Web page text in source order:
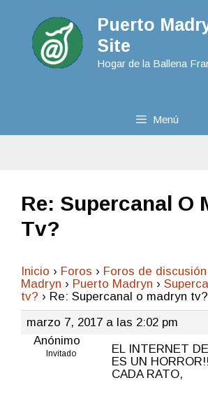
Puerto
Site
Hogar de la Ballena
Menú
Re: Supercanal O
Tv?
Inicio › Foros › Foros de discusión
Madryn › Puerto Madryn ›
tv? › Re: Supercanal o madryn tv?
marzo 7, 2017 a las 2:02 pm
Anónimo
Invitado
EL INTERNET
ES UN
CADA RATO,